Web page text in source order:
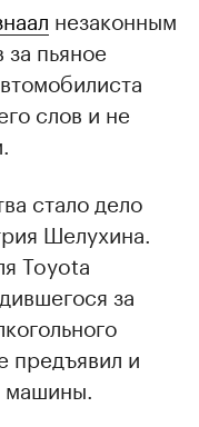
незаконным
пьяное
слов и не
стало дело
Шелухина.
Toyota
за
предъявил и
машины.